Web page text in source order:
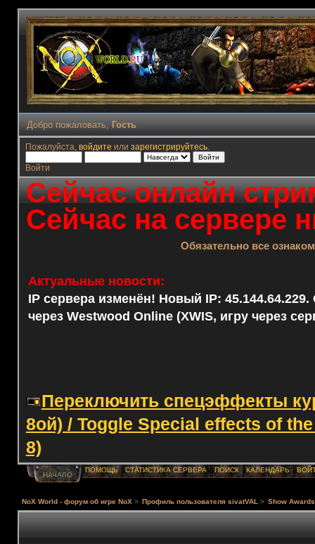
Добро пожаловать, Гость
Пожалуйста, войдите или зарегистрируйтесь.
Войти
Сейчас онлайн
Сейчас на сервере
Обязательно все
Актуальные новости:
IP сервера изменён! Новый IP: 45.144.64.229.
через Westwood Online (XWIS, игру через
Переключить спецэффекты
8ой) / Toggle Special effects of
8)
НАЧАЛО
ПОМОЩЬ СТАТИСТИКА СЕРВЕРА ПОИСК КАЛЕНДАРЬ
NoX World - форум об игре NoX > Профиль пользователя sivatVAL > Show Awards